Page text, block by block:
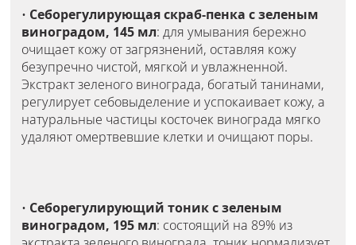
• Себорегулирующая скраб-пенка с зеленым
виноградом, 145 мл: для умывания бережно
очищает кожу от загрязнений, оставляя кожу
безупречно чистой, мягкой и увлажненной.
Экстракт зеленого винограда, богатый танинами,
регулирует себовыделение и успокаивает кожу, а
натуральные частицы косточек винограда мягко
удаляют омертвевшие клетки и очищают поры.
• Себорегулирующий тоник с зеленым
виноградом, 195 мл: состоящий на 89% из